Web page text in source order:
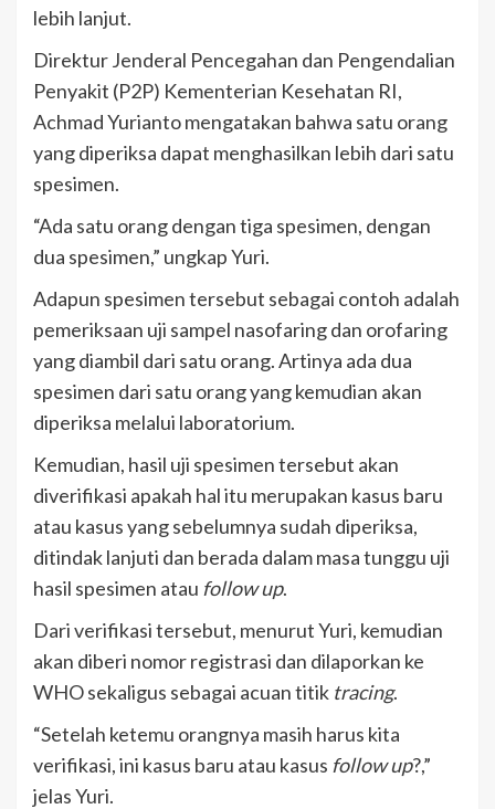
lebih lanjut.
Direktur Jenderal Pencegahan dan Pengendalian
Penyakit (P2P) Kementerian Kesehatan RI,
Achmad Yurianto mengatakan bahwa satu orang
yang diperiksa dapat menghasilkan lebih dari satu
spesimen.
“Ada satu orang dengan tiga spesimen, dengan
dua spesimen,” ungkap Yuri.
Adapun spesimen tersebut sebagai contoh adalah
pemeriksaan uji sampel nasofaring dan orofaring
yang diambil dari satu orang. Artinya ada dua
spesimen dari satu orang yang kemudian akan
diperiksa melalui laboratorium.
Kemudian, hasil uji spesimen tersebut akan
diverifikasi apakah hal itu merupakan kasus baru
atau kasus yang sebelumnya sudah diperiksa,
ditindak lanjuti dan berada dalam masa tunggu uji
hasil spesimen atau follow up.
Dari verifikasi tersebut, menurut Yuri, kemudian
akan diberi nomor registrasi dan dilaporkan ke
WHO sekaligus sebagai acuan titik tracing.
“Setelah ketemu orangnya masih harus kita
verifikasi, ini kasus baru atau kasus follow up?,”
jelas Yuri.